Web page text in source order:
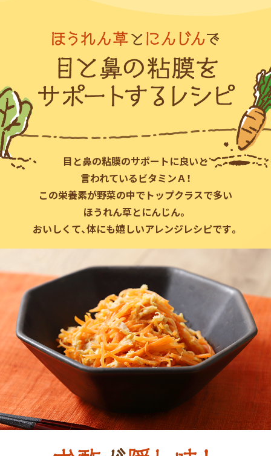
ぽん酢サワー
納豆の豆知識
鍋奉行マニュアル
ミツカンのCM
各部門が大切にしていること
おいしさと健康への取り組み
キッザニア東京「ぽん酢工房」
地図から取り扱い店舗を探す
ミツカン公式通販
業務用サイト ミツカングループについて 製造所固有記号一覧
目と鼻の粘膜のサポートに良いと
言われているビタミンＡ！
この栄養素が野菜の中で トップクラスで多い
ほうれん草とにんじん。
おいしくて、体にも嬉しいアレンジレシピです。